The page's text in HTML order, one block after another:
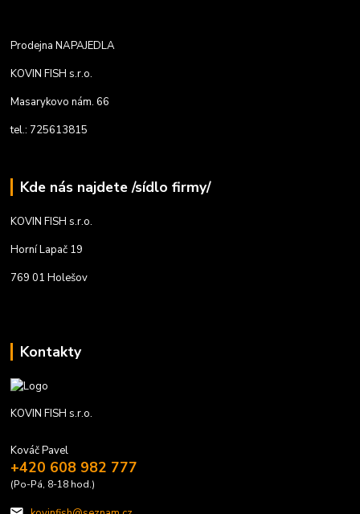
Prodejna NAPAJEDLA
KOVIN FISH s.r.o.
Masarykovo nám. 66
tel.: 725613815
Kde nás najdete /sídlo firmy/
KOVIN FISH s.r.o.
Horní Lapač 19
769 01 Holešov
Kontakty
KOVIN FISH s.r.o.
Kováč Pavel
+420 608 982 777
(Po-Pá, 8-18 hod.)